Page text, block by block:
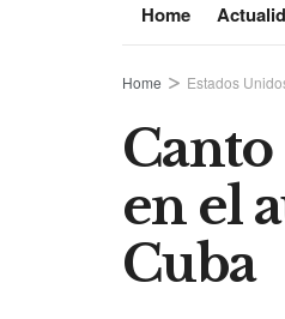
Home
Home Estados
Canto
en el
Cuba